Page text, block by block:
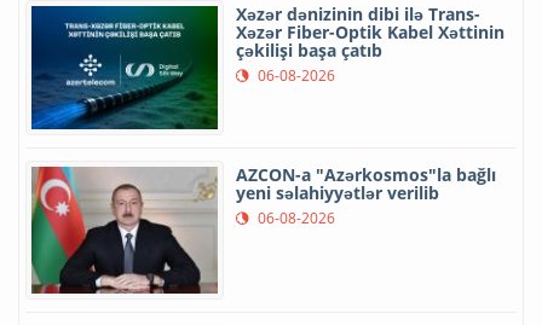
Xəzər dənizinin dibi ilə Trans-
Xəzər Fiber-Optik Kabel Xəttinin
çəkilişi başa çatıb
06-08-2026
AZCON-a "Azərkosmos"la bağlı
yeni səlahiyyətlər verilib
06-08-2026